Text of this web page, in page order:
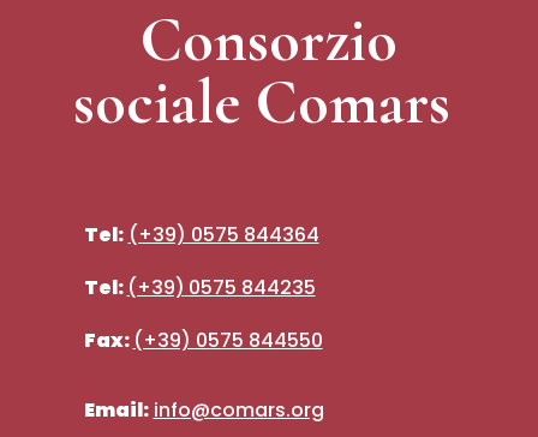
Consorzio
sociale Comars
Tel: (+39) 0575 844364
Tel: (+39) 0575 844235
Fax: (+39) 0575 844550
Email: info@comars.org